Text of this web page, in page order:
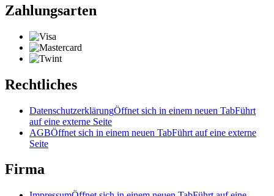
Zahlungsarten
Rechtliches
DatenschutzerklärungÖffnet sich in einem neuen TabFührt
auf eine externe Seite
AGBÖffnet sich in einem neuen TabFührt auf eine externe
Seite
Firma